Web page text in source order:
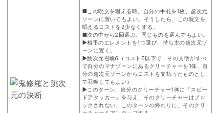
■この呪文を唱える時、自分の手札を1枚、超次元
ソーンに置いてもよい。そうしたら、この呪文を
唱えるコストを2少なくする。
■次の中から2回選ぶ。同じものを選んでもよい。
▶相手のエレメントを1つ選び、持ち主の超次元ゾ
ーンに置く。
▶跳次元召喚6（コスト6以下で、その文明がすべ
で自分のマナゾーンにあるクリーチャーを1体、自
分の超次元ゾーンからコストを支払ったものとし
て召喚してもよい）
▶このターン、自分のクリーチャー1体に「スピー
ドアタッカー」を与え、そのクリーチャーはブロ
ックされない。このターンの終わりに、そのクリ